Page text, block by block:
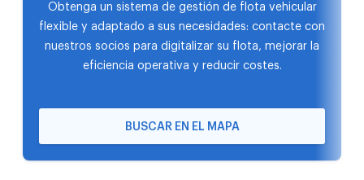
Obtenga un sistema de gestión de flota vehicular
flexible y adaptado a sus necesidades: contacte con
nuestros socios para digitalizar su flota, mejorar la
eficiencia operativa y reducir costes.
BUSCAR EN EL MAPA